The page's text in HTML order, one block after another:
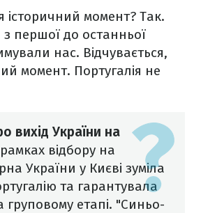
історичний момент? Так.
першої до останньої
нас. Відчувається,
момент. Португалія не
вихід України на
відбору на
України у Києві зуміла
та гарантувала
груповому етапі. "Синьо-